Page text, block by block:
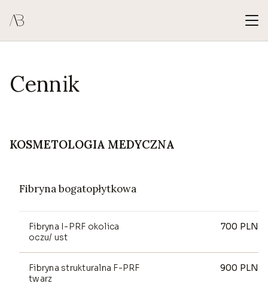
Cennik
KOSMETOLOGIA MEDYCZNA
Fibryna bogatopłytkowa
Fibryna I-PRF okolica
oczu/ ust
700 PLN
Fibryna strukturalna F-PRF
twarz
900 PLN